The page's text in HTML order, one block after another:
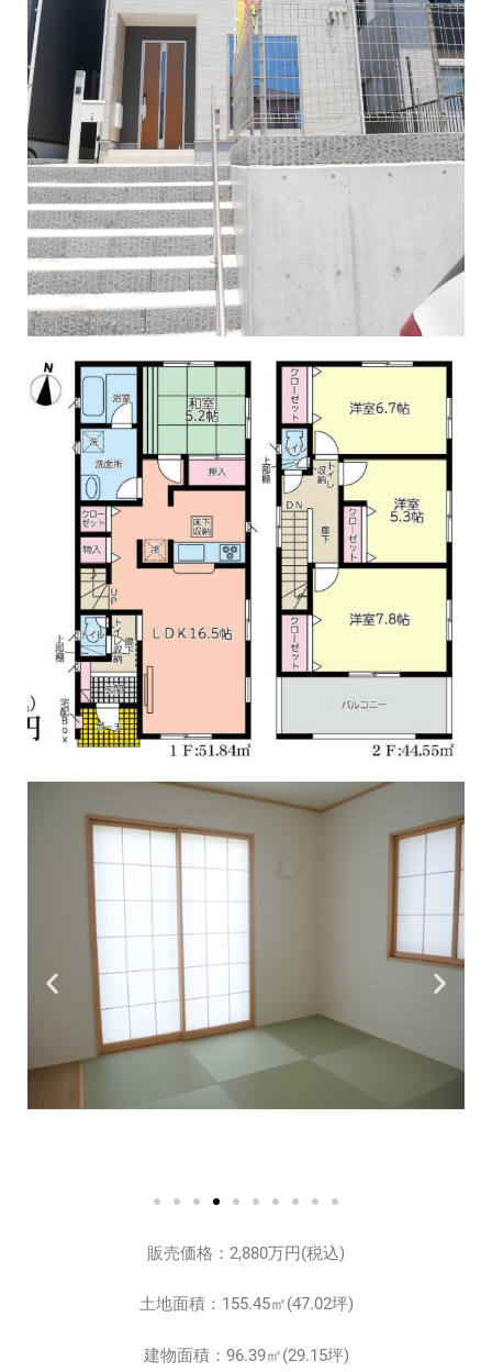
販売価格：2,880万円(税込)
土地面積：155.45㎡(47.02坪)
建物面積：96.39㎡(29.15坪)